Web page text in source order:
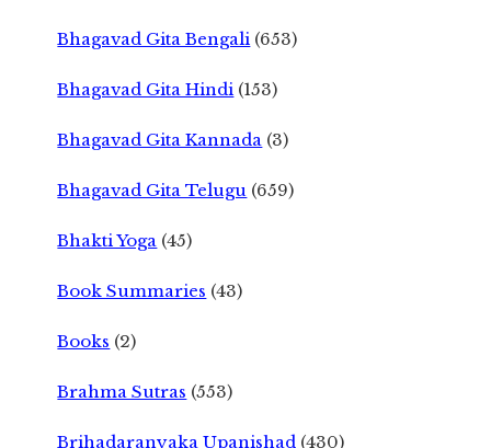
Bhagavad Gita Bengali (653)
Bhagavad Gita Hindi (153)
Bhagavad Gita Kannada (3)
Bhagavad Gita Telugu (659)
Bhakti Yoga (45)
Book Summaries (43)
Books (2)
Brahma Sutras (553)
Brihadaranyaka Upanishad (430)